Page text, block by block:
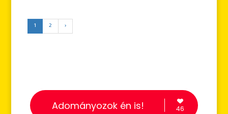
1 2 ›
Adományozok én is! 46